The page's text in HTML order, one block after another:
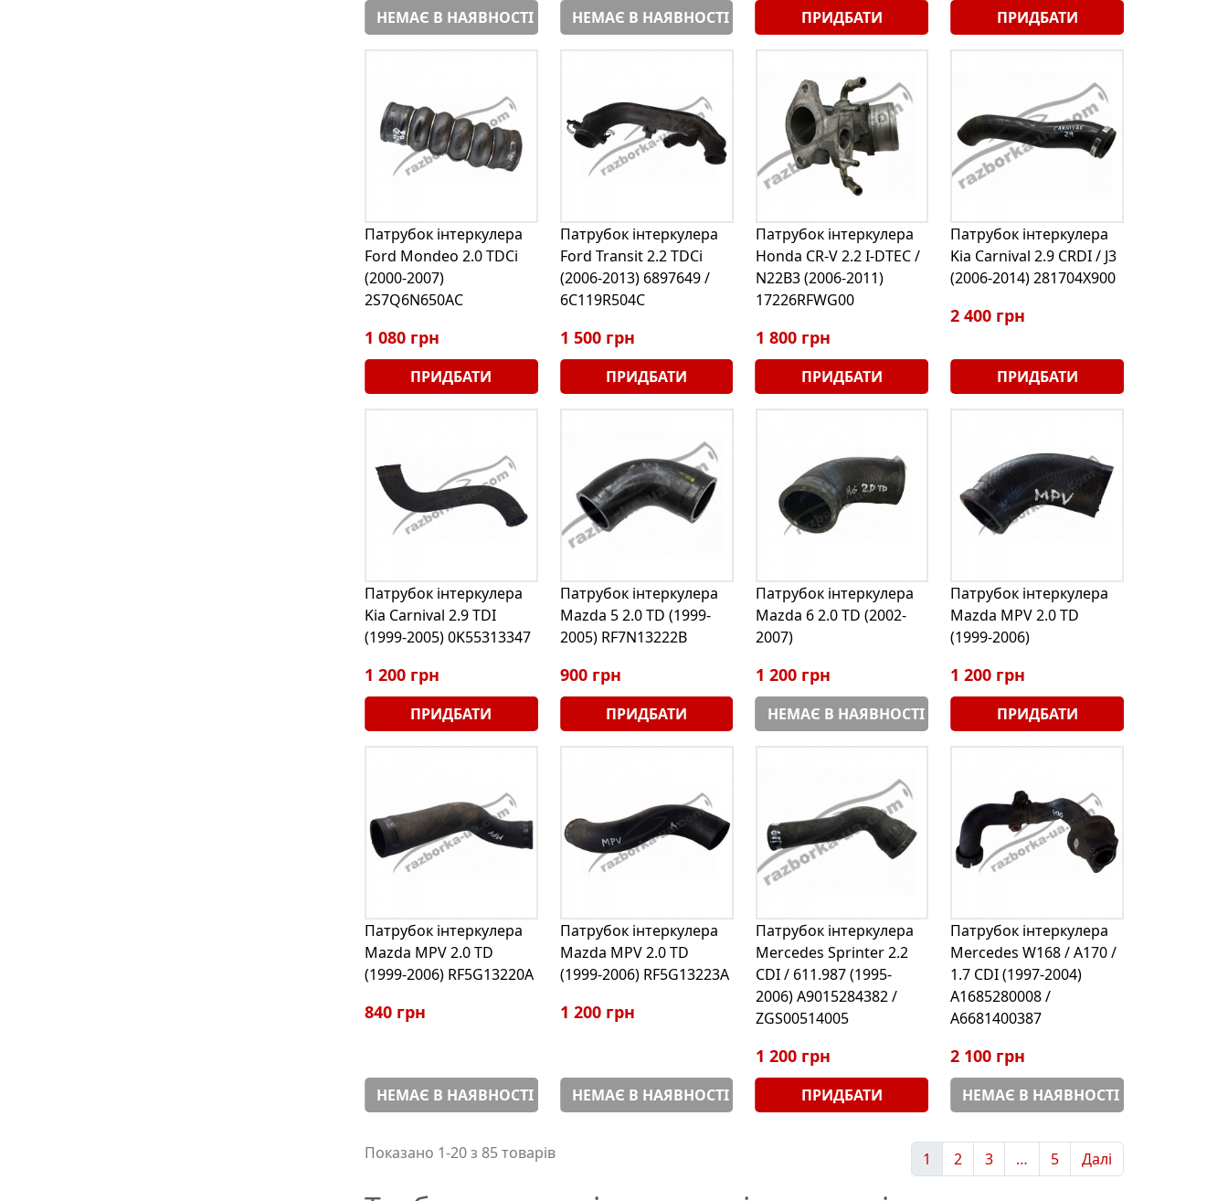
НЕМАЄ В НАЯВНОСТІ НЕМАЄ В НАЯВНОСТІ ПРИДБАТИ ПРИДБАТИ
Патрубок інтеркулера
Ford Mondeo 2.0 TDCi
(2000-2007)
2S7Q6N650AC
1 080 грн
ПРИДБАТИ
Патрубок інтеркулера
Ford Transit 2.2 TDCi
(2006-2013) 6897649 /
6C119R504C
1 500 грн
ПРИДБАТИ
Патрубок інтеркулера
Honda CR-V 2.2 I-DTEC /
N22B3 (2006-2011)
17226RFWG00
1 800 грн
ПРИДБАТИ
Патрубок інтеркулера
Kia Carnival 2.9 CRDI / J3
(2006-2014) 281704X900
2 400 грн
ПРИДБАТИ
Патрубок інтеркулера
Kia Carnival 2.9 TDI
(1999-2005) 0K55313347
1 200 грн
ПРИДБАТИ
Патрубок інтеркулера
Mazda 5 2.0 TD (1999-
2005) RF7N13222B
900 грн
ПРИДБАТИ
Патрубок інтеркулера
Mazda 6 2.0 TD (2002-
2007)
1 200 грн
НЕМАЄ В НАЯВНОСТІ
Патрубок інтеркулера
Mazda MPV 2.0 TD
(1999-2006)
1 200 грн
ПРИДБАТИ
Патрубок інтеркулера
Mazda MPV 2.0 TD
(1999-2006) RF5G13220A
840 грн
НЕМАЄ В НАЯВНОСТІ
Патрубок інтеркулера
Mazda MPV 2.0 TD
(1999-2006) RF5G13223A
1 200 грн
НЕМАЄ В НАЯВНОСТІ
Патрубок інтеркулера
Mercedes Sprinter 2.2
CDI / 611.987 (1995-
2006) A9015284382 /
ZGS00514005
1 200 грн
ПРИДБАТИ
Патрубок інтеркулера
Mercedes W168 / A170 /
1.7 CDI (1997-2004)
A1685280008 /
A6681400387
2 100 грн
НЕМАЄ В НАЯВНОСТІ
Показано 1-20 з 85 товарів 1 2 3 … 5 Далі